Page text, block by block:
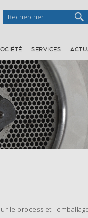
SERVICES
DE LAVAGE
DE LAVAGE
CUTTERS
FORMEUSES
HACHOIRS
MÉLANGEURS
le process et